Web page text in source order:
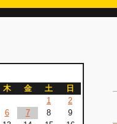
木 金 土
日
1
2
6 7 8
9